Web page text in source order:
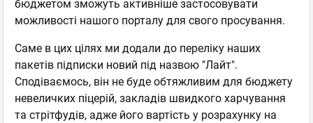
бюджетом зможуть активніше застосовувати
можливості нашого порталу для свого просування.
Саме в цих цілях ми додали до переліку наших
пакетів підписки новий під назвою "Лайт".
Сподіваємось, він не буде обтяжливим для бюджету
невеличких піцерій, закладів швидкого харчування
та стрітфудів, адже його вартість у розрахунку на